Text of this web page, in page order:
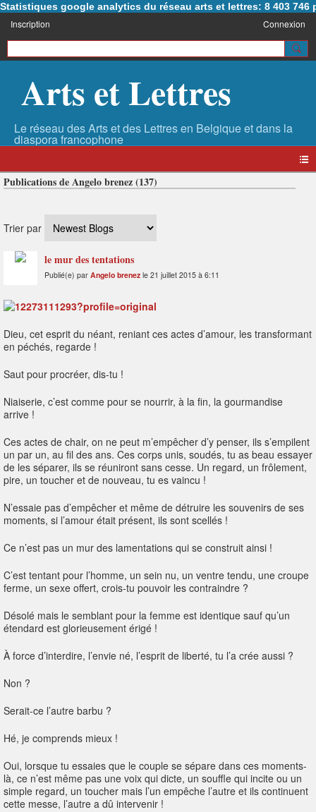
Statistiques google analytics du réseau arts et lettres: 8 403 746
Inscription Connexion
Arts et Lettres
Publications de Angelo brenez (137)
Trier par
le mur des tentations
Publié(e) par Angelo brenez le 21 juillet 2015 à 6:11
Dieu, cet esprit du néant, reniant ces actes d’amour, les transformant
en péchés, regarde !
Saut pour procréer, dis-tu !
Niaiserie, c’est comme pour se nourrir, à la fin, la gourmandise
arrive !
Ces actes de chair, on ne peut m’empêcher d’y penser, ils s’empilent
un par un, au fil des ans. Ces corps unis, soudés, tu as beau essayer
de les séparer, ils se réuniront sans cesse. Un regard, un frôlement,
pire, un toucher et de nouveau, tu es vaincu !
N’essaie pas d’empêcher et même de détruire les souvenirs de ses
moments, si l’amour était présent, ils sont scellés !
Ce n’est pas un mur des lamentations qui se construit ainsi !
C’est tentant pour l’homme, un sein nu, un ventre tendu, une croupe
ferme, un sexe offert, crois-tu pouvoir les contraindre ?
Désolé mais le semblant pour la femme est identique sauf qu’un
étendard est glorieusement érigé !
À force d’interdire, l’envie né, l’esprit de liberté, tu l’a crée aussi ?
Non ?
Serait-ce l’autre barbu ?
Hé, je comprends mieux !
Oui, lorsque tu essaies que le couple se sépare dans ces moments-
là, ce n’est même pas une voix qui dicte, un souffle qui incite ou un
simple regard, un toucher mais l’un empêche l’autre et ils continuent
cette messe, l’autre a dû intervenir !